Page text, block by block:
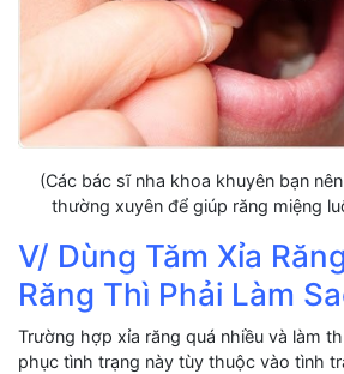
(Các bác sĩ nha khoa khuyên bạn
thường xuyên để giúp răng miệng
V/ Dùng Tăm Xỉa
Răng Thì Phải Làm
Trường hợp xỉa răng quá nhiều và làm
phục tình trạng này tùy thuộc vào tình